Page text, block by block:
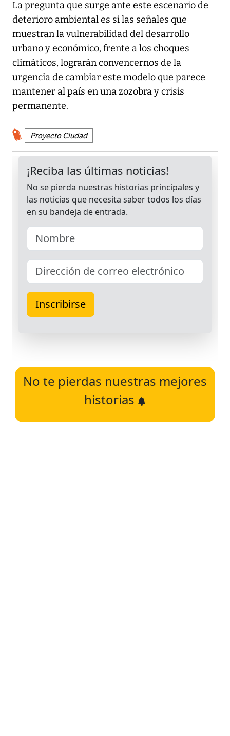
La pregunta que surge ante este escenario de
deterioro ambiental es si las señales que
muestran la vulnerabilidad del desarrollo
urbano y económico, frente a los choques
climáticos, lograrán convencernos de la
urgencia de cambiar este modelo que parece
mantener al país en una zozobra y crisis
permanente.
Proyecto Ciudad
No te pierdas nuestras mejores
historias